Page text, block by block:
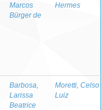
Marcos
Bürger de
Hermes
Barbosa,
Larissa
Beatrice
Moretti, Celso
Luiz